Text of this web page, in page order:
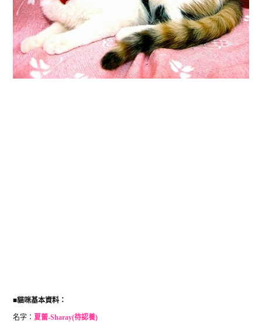
■貓咪基本資料：
名字： 夏蕾-Sharay(待認養)